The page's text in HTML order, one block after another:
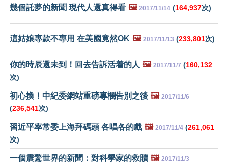
幾個託夢的新聞 現代人還真得看 🖼️ 2017/11/14 (164,937次)
這姑娘專款不專用 在美國竟然OK 🖼️ 2017/11/13 (233,801次)
你的時辰還未到！回去告訴活着的人 🖼️ 2017/11/7 (160,132
次)
初心換！中紀委網站重磅專欄告別之後 🖼️ 2017/11/6
(236,541次)
習近平率常委上海拜碼頭 各唱各的戲 🖼️ 2017/11/4 (261,061
次)
一個震驚世界的新聞：對科學家的救贖 🖼️ 2017/11/3